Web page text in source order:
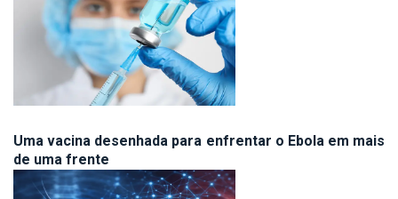
Uma vacina desenhada para enfrentar o Ebola em mais
de uma frente